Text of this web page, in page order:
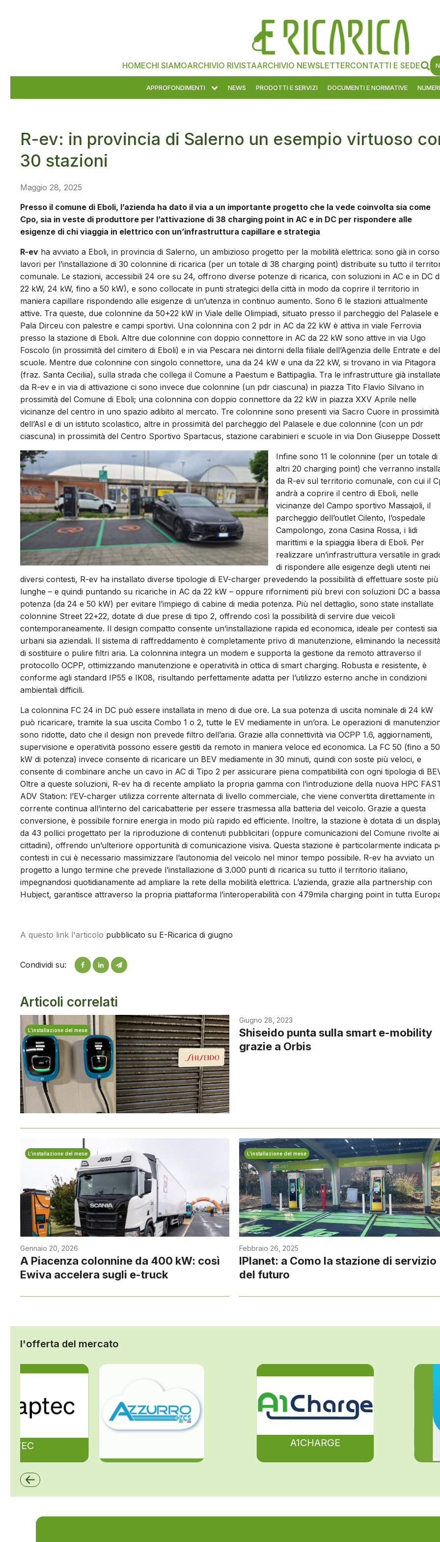
HOMECHI SIAMOARCHIVIO RIVISTAARCHIVIO NEWSLETTERCONTATTI E SEDE
APPROFONDIMENTI NEWS PRODOTTI E SERVIZI DOCUMENTI E NORMATIVE
R-ev: in provincia di Salerno un esempio virtuoso
30 stazioni
Maggio 28, 2025
Presso il comune di Eboli, l’azienda ha dato il via a un importante progetto che la vede coinvolta sia come
Cpo, sia in veste di produttore per l’attivazione di 38 charging point in AC e in DC per rispondere alle
esigenze di chi viaggia in elettrico con un’infrastruttura capillare e strategia
R-ev ha avviato a Eboli, in provincia di Salerno, un ambizioso progetto per la mobilità elettrica: sono già in
lavori per l’installazione di 30 colonnine di ricarica (per un totale di 38 charging point) distribuite su tutto il
comunale. Le stazioni, accessibili 24 ore su 24, offrono diverse potenze di ricarica, con soluzioni in AC e in DC
22 kW, 24 kW, fino a 50 kW), e sono collocate in punti strategici della città in modo da coprire il territorio in
maniera capillare rispondendo alle esigenze di un’utenza in continuo aumento. Sono 6 le stazioni attualmente
attive. Tra queste, due colonnine da 50+22 kW in Viale delle Olimpiadi, situato presso il parcheggio del Palasele
Pala Dirceu con palestre e campi sportivi. Una colonnina con 2 pdr in AC da 22 kW è attiva in viale Ferrovia
presso la stazione di Eboli. Altre due colonnine con doppio connettore in AC da 22 kW sono attive in via Ugo
Foscolo (in prossimità del cimitero di Eboli) e in via Pescara nei dintorni della filiale dell’Agenzia delle Entrate e
scuole. Mentre due colonnine con singolo connettore, una da 24 kW e una da 22 kW, si trovano in via Pitagora
(fraz. Santa Cecilia), sulla strada che collega il Comune a Paestum e Battipaglia. Tra le infrastrutture già installate
da R-ev e in via di attivazione ci sono invece due colonnine (un pdr ciascuna) in piazza Tito Flavio Silvano in
prossimità del Comune di Eboli; una colonnina con doppio connettore da 22 kW in piazza XXV Aprile nelle
vicinanze del centro in uno spazio adibito al mercato. Tre colonnine sono presenti via Sacro Cuore in prossimità
dell’Asl e di un istituto scolastico, altre in prossimità del parcheggio del Palasele e due colonnine (con un pdr
ciascuna) in prossimità del Centro Sportivo Spartacus, stazione carabinieri e scuole in via Don Giuseppe
Infine sono 11 le colonnine (per un totale di
altri 20 charging point) che verranno
da R-ev sul territorio comunale, con cui il
andrà a coprire il centro di Eboli, nelle
vicinanze del Campo sportivo Massajoli, il
parcheggio dell’outlet Cilento, l’ospedale
Campolongo, zona Casina Rossa, i lidi
marittimi e la spiaggia libera di Eboli. Per
realizzare un’infrastruttura versatile in
di rispondere alle esigenze degli utenti nei
diversi contesti, R-ev ha installato diverse tipologie di EV-charger prevedendo la possibilità di effettuare soste più
lunghe – e quindi puntando su ricariche in AC da 22 kW – oppure rifornimenti più brevi con soluzioni DC a bassa
potenza (da 24 e 50 kW) per evitare l’impiego di cabine di media potenza. Più nel dettaglio, sono state installate
colonnine Street 22+22, dotate di due prese di tipo 2, offrendo così la possibilità di servire due veicoli
contemporaneamente. Il design compatto consente un’installazione rapida ed economica, ideale per contesti sia
urbani sia aziendali. Il sistema di raffreddamento è completamente privo di manutenzione, eliminando la
di sostituire o pulire filtri aria. La colonnina integra un modem e supporta la gestione da remoto attraverso il
protocollo OCPP, ottimizzando manutenzione e operatività in ottica di smart charging. Robusta e resistente, è
conforme agli standard IP55 e IK08, risultando perfettamente adatta per l’utilizzo esterno anche in condizioni
ambientali difficili.
La colonnina FC 24 in DC può essere installata in meno di due ore. La sua potenza di uscita nominale di 24 kW
può ricaricare, tramite la sua uscita Combo 1 o 2, tutte le EV mediamente in un’ora. Le operazioni di
sono ridotte, dato che il design non prevede filtro dell’aria. Grazie alla connettività via OCPP 1.6, aggiornamenti,
supervisione e operatività possono essere gestiti da remoto in maniera veloce ed economica. La FC 50 (fino a 50
kW di potenza) invece consente di ricaricare un BEV mediamente in 30 minuti, quindi con soste più veloci, e
consente di combinare anche un cavo in AC di Tipo 2 per assicurare piena compatibilità con ogni tipologia di
Oltre a queste soluzioni, R-ev ha di recente ampliato la propria gamma con l’introduzione della nuova HPC
ADV Station: l’EV-charger utilizza corrente alternata di livello commerciale, che viene convertita direttamente in
corrente continua all’interno del caricabatterie per essere trasmessa alla batteria del veicolo. Grazie a questa
conversione, è possibile fornire energia in modo più rapido ed efficiente. Inoltre, la stazione è dotata di un
da 43 pollici progettato per la riproduzione di contenuti pubblicitari (oppure comunicazioni del Comune rivolte ai
cittadini), offrendo un’ulteriore opportunità di comunicazione visiva. Questa stazione è particolarmente indicata
contesti in cui è necessario massimizzare l’autonomia del veicolo nel minor tempo possibile. R-ev ha avviato un
progetto a lungo termine che prevede l’installazione di 3.000 punti di ricarica su tutto il territorio italiano,
impegnandosi quotidianamente ad ampliare la rete della mobilità elettrica. L’azienda, grazie alla partnership con
Hubject, garantisce attraverso la propria piattaforma l’interoperabilità con 479mila charging point in tutta
A questo link l'articolo pubblicato su E-Ricarica di giugno
Condividi su:
Articoli correlati
L’installazione del mese
Giugno 28, 2023
Shiseido punta sulla smart e-mobility
grazie a Orbis
L’installazione del mese
Gennaio 20, 2026
A Piacenza colonnine da 400 kW: così
Ewiva accelera sugli e-truck
L’installazione del mese
Febbraio 26, 2025
IPlanet: a Como la stazione di servizio
del futuro
l'offerta del mercato
A1CHARGE
ZCS Azzurro